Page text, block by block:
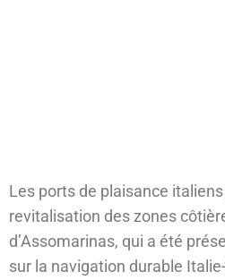
Les ports de plaisance
revitalisation des zones
d’Assomarinas, qui a été
sur la navigation durable